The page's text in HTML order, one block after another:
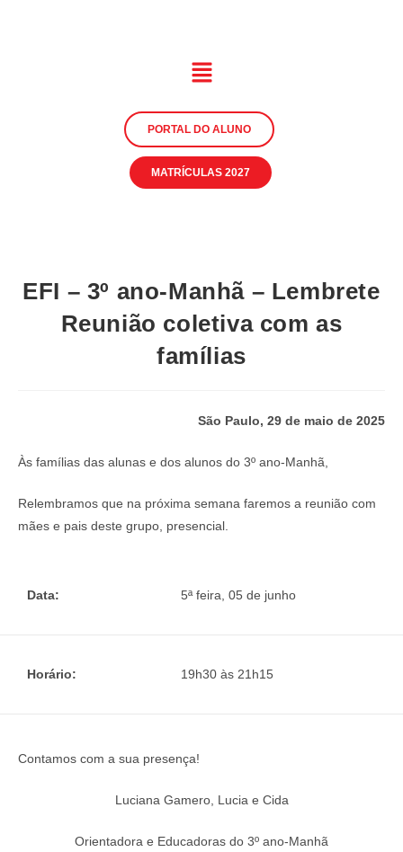
PORTAL DO ALUNO
MATRÍCULAS 2027
EFI – 3º ano-Manhã – Lembrete
Reunião coletiva com as
famílias
São Paulo, 29 de maio de 2025
Às famílias das alunas e dos alunos do 3º ano-Manhã,
Relembramos que na próxima semana faremos a reunião com
mães e pais deste grupo, presencial.
Data: 5ª feira, 05 de junho
Horário: 19h30 às 21h15
Contamos com a sua presença!
Luciana Gamero, Lucia e Cida
Orientadora e Educadoras do 3º ano-Manhã